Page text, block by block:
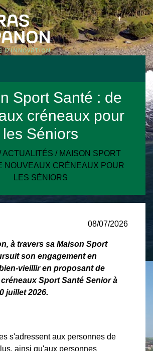
Sport Santé : de
créneaux pour
les Séniors
ACTUALITÉS / MAISON SPORT
NOUVEAUX CRÉNEAUX POUR
LES SÉNIORS
08/07/2026
à travers sa Maison Sport
son engagement en
vieillir en proposant de
Sport Santé Senior à
juillet 2026.
s'adressent aux personnes de
ainsi qu'aux personnes